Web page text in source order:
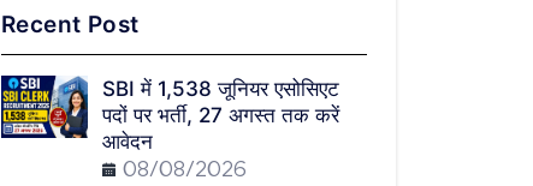
Recent Post
SBI में 1,538 जूनियर एसोसिएट
पदों पर भर्ती, 27 अगस्त तक करें
आवेदन
08/08/2026